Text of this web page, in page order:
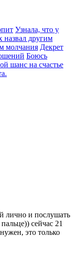
Узнала, что у
назвал другим
молчания Декрет
Боюсь
шанс на счастье
лично и послушать
сейчас 21
это только